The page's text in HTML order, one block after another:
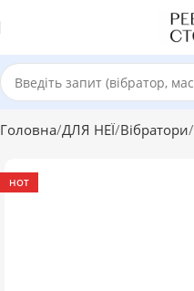
Головна ДЛЯ НЕЇ Вібратори
HOT